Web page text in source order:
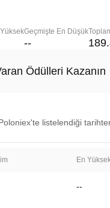
Geçmişte En Düşük
--
Ödülleri Kazanın
listelendiği
En
--